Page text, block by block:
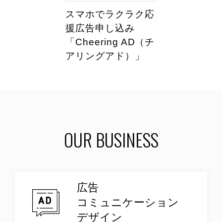
スマホでラクラク応
援広告申し込み
「Cheering AD（チ
アリングアド）」
OUR BUSINESS
広告
コミュニケーション
デザイン